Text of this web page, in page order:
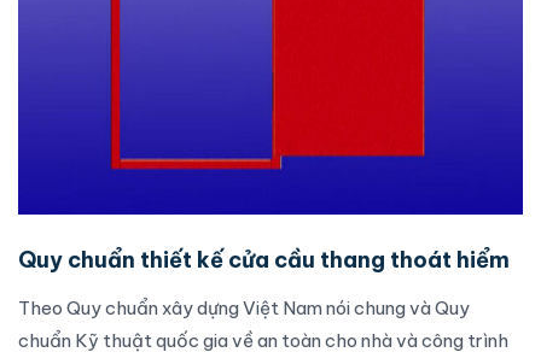
Quy chuẩn thiết kế cửa cầu thang thoát hiểm
Theo Quy chuẩn xây dựng Việt Nam nói chung và Quy
chuẩn Kỹ thuậtquốc gia về an toàn cho nhà và công trình